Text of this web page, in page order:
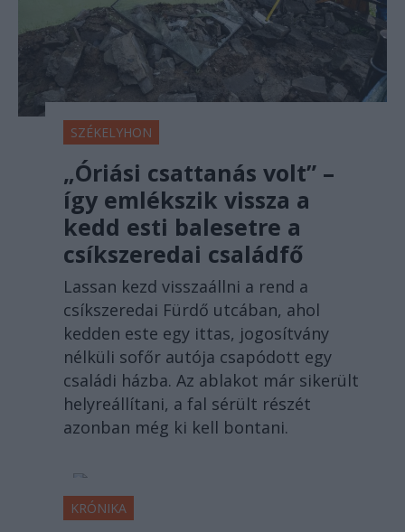
SZÉKELYHON
„Óriási csattanás volt” –
így emlékszik vissza a
kedd esti balesetre a
csíkszeredai családfő
Lassan kezd visszaállni a rend a
csíkszeredai Fürdő utcában, ahol
kedden este egy ittas, jogosítvány
nélküli sofőr autója csapódott egy
családi házba. Az ablakot már sikerült
helyreállítani, a fal sérült részét
azonban még ki kell bontani.
KRÓNIKA